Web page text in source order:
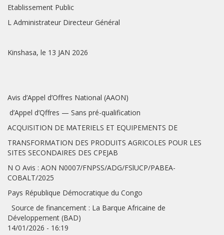
Etablissement Public
L Administrateur Directeur Général
Kinshasa, le 13 JAN 2026
Avis d’Appel d’Offres National (AAON)
d’Appel d’Qffres — Sans pré-qualification
ACQUISITION DE MATERIELS ET EQUIPEMENTS DE
TRANSFORMATION DES PRODUITS AGRICOLES POUR LES
SITES SECONDAIRES DES CPEJAB
N O Avis : AON N0007/FNPSS/ADG/FSlUCP/PABEA-
COBALT/2025
Pays République Démocratique du Congo
Source de financement : La Barque Africaine de
Développement (BAD)
14/01/2026 - 16:19